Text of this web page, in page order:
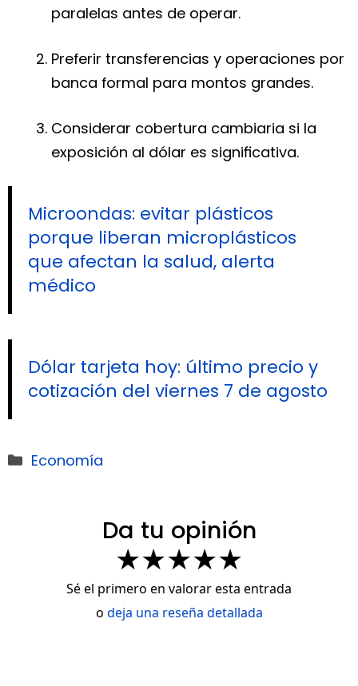
paralelas antes de operar.
Preferir transferencias y operaciones por
banca formal para montos grandes.
Considerar cobertura cambiaria si la
exposición al dólar es significativa.
Microondas: evitar plásticos
porque liberan microplásticos
que afectan la salud, alerta
médico
Dólar tarjeta hoy: último precio y
cotización del viernes 7 de agosto
Categorías
Economía
Da tu opinión
★★★★★
Sé el primero en valorar esta entrada
o deja una reseña detallada